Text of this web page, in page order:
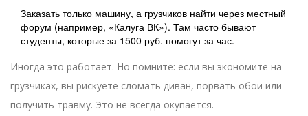
Заказать только машину, а грузчиков найти через местный
форум (например, «Калуга ВК»). Там часто бывают
студенты, которые за 1500 руб. помогут за час.
Иногда это работает. Но помните: если вы экономите на
грузчиках, вы рискуете сломать диван, порвать обои или
получить травму. Это не всегда окупается.